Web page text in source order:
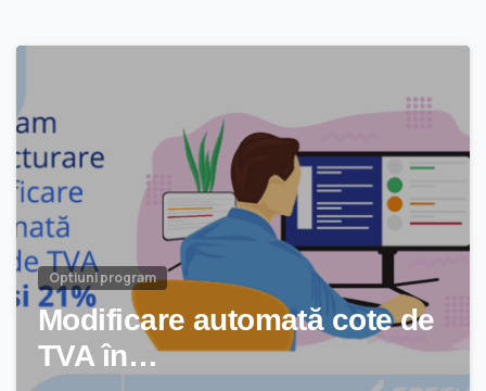
Optiuni program
Modificare automată cote de
TVA în…